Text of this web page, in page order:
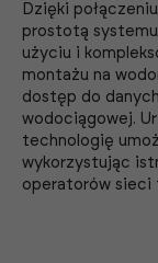
Dzięki
prostotą systemu
użyciu i
montażu na
dostęp do
wodociągowej.
technologię
wykorzystując
operatorów sieci